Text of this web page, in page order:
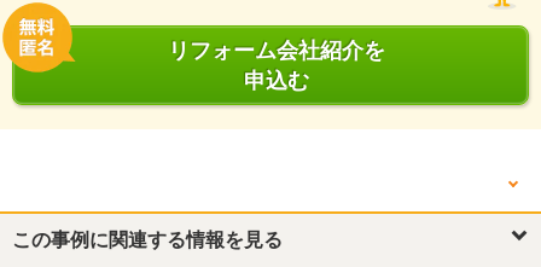
リフォーム会社紹介を
申込む
他の箇所を見る
キッチン・台所 浴室・ユニットバス トイレ
この事例に関連する情報を見る